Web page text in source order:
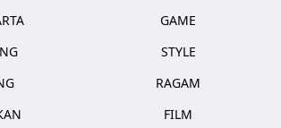
GAME
STYLE
RAGAM
FILM